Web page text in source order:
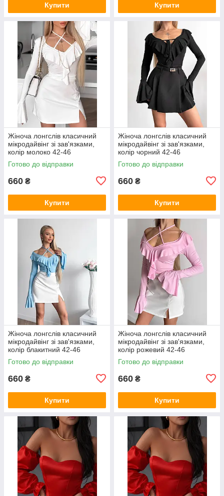
Купити Купити
Жіноча лонгслів класичний
мікродайвінг зі зав'язками,
колір молоко 42-46
Готово до відправки
660 ₴
Купити
Жіноча лонгслів класичний
мікродайвінг зі зав'язками,
колір чорний 42-46
Готово до відправки
660 ₴
Купити
Жіноча лонгслів класичний
мікродайвінг зі зав'язками,
колір блакитний 42-46
Готово до відправки
660 ₴
Купити
Жіноча лонгслів класичний
мікродайвінг зі зав'язками,
колір рожевий 42-46
Готово до відправки
660 ₴
Купити